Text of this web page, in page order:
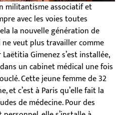
militantisme associatif et
avec les voies toutes
la nouvelle génération de
veut plus travailler comme
Gimenez s’est installée,
un cabinet médical une fois
Cette jeune femme de 32
et c’est à Paris qu’elle fait la
de médecine. Pour des